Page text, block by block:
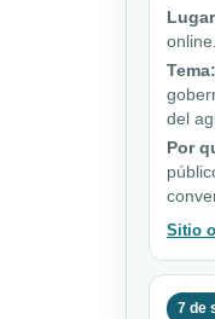
online.
Tema:
del
Por
Sitio
7 de